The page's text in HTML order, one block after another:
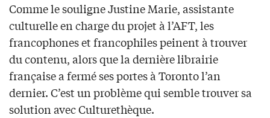
Comme le souligne Justine Marie, assistante
culturelle en charge du projet à l’AFT, les
francophones et francophiles peinent à trouver
du contenu, alors que la dernière librairie
française a fermé ses portes à Toronto l’an
dernier. C’est un problème qui semble trouver sa
solution avec Culturethèque.